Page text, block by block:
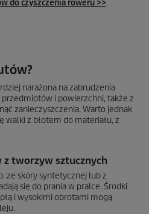
do czyszczenia roweru >>
narażona na zabrudzenia
przedmiotów i powierzchni, także z
zanieczyszczenia. Warto jednak
walki z błotem do materiału, z
z tworzyw sztucznych
ze skóry syntetycznej lub z
się do prania w pralce. Środki
i wysokimi obrotami mogą